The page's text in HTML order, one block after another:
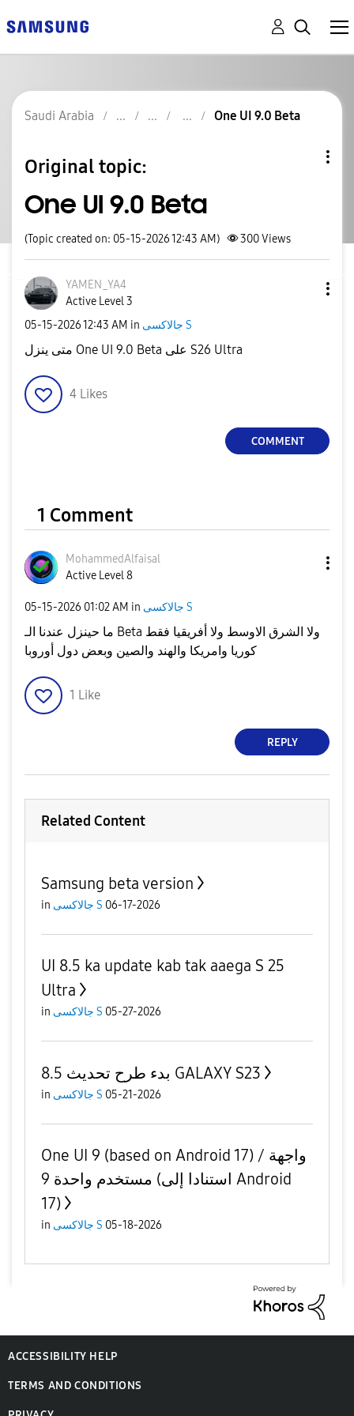
Saudi Arabia One UI 9.0 Beta
Original topic:
One UI 9.0 Beta
(Topic created on: 05-15-2026 12:43 AM) 300Views
YAMEN_YA4
Active Level 3
‎05-15-202612:43 AM in جالاكسى S
متى ينزل One UI 9.0 Beta على S26 Ultra
4 Likes
COMMENT
1 Comment
MohammedAlfaisal
Active Level 8
‎05-15-2026 01:02 AM in جالاكسى S
ما حينزل عندنا الـ Beta ولا الشرق الاوسط ولا أفريقيا فقط
كوريا وامريكا والهند والصين وبعض دول أوروبا
1 Like
REPLY
Related Content
Samsung beta version
in جالاكسى S 06-17-2026
UI 8.5 ka update kab tak aaega S 25
Ultra
in جالاكسى S 05-27-2026
بدء طرح تحديث 8.5 GALAXY S23
in جالاكسى S 05-21-2026
One UI 9 (based on Android 17) / واجهة
مستخدم واحدة 9 (استنادا إلى Android
17)
in جالاكسى S 05-18-2026
ACCESSIBILITY HELP
TERMS AND CONDITIONS